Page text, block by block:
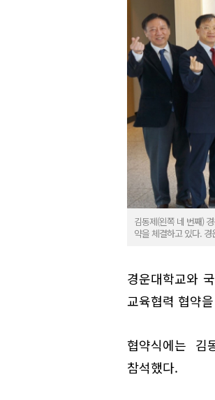
김동제(왼쪽 네 번째)
약을 체결하고 있다. 경
경운대학교와
교육협력 협약
협약식에는
참석했다.